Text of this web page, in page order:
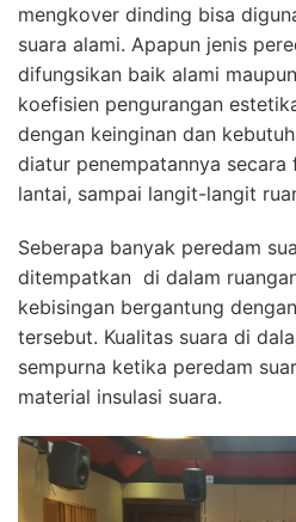
mengkover dinding bisa
suara alami. Apapun jenis
difungsikan baik alami
koefisien pengurangan
dengan keinginan dan
diatur penempatannya
lantai, sampai langit-langit
Seberapa banyak peredam
ditempatkan di dalam
kebisingan bergantung
tersebut. Kualitas suara di
sempurna ketika peredam
material insulasi suara.